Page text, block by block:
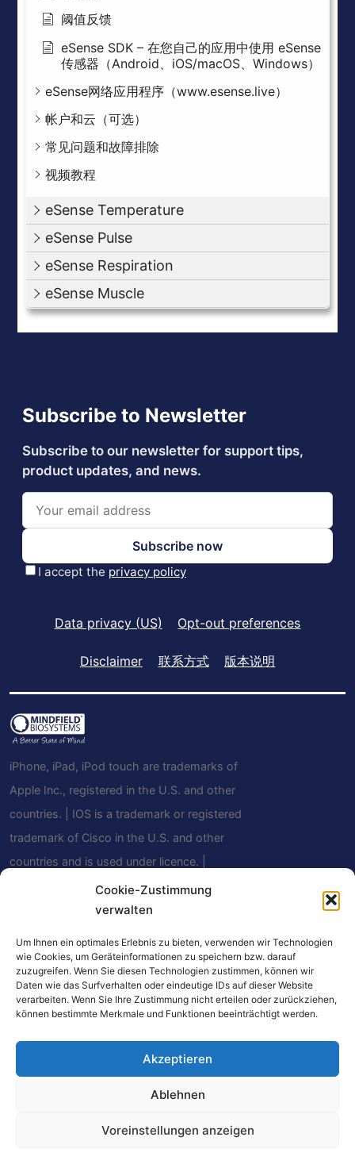
Cookie-Zustimmung
verwalten
Um Ihnen ein optimales Erlebnis zu bieten, verwenden wir Technologien
wie Cookies, um Geräteinformationen zu speichern bzw. darauf
zuzugreifen. Wenn Sie diesen Technologien zustimmen, können wir
Daten wie das Surfverhalten oder eindeutige IDs auf dieser Website
verarbeiten. Wenn Sie Ihre Zustimmung nicht erteilen oder zurückziehen,
können bestimmte Merkmale und Funktionen beeinträchtigt werden.
Akzeptieren
Ablehnen
Voreinstellungen anzeigen
阈值反馈
eSense SDK – 在您自己的应用中使用 eSense
传感器（Android、iOS/macOS、Windows）
eSense网络应用程序（www.esense.live）
帐户和云（可选）
常见问题和故障排除
视频教程
eSense Temperature
eSense Pulse
eSense Respiration
eSense Muscle
Data privacy (US) Opt-out preferences
Disclaimer 联系方式 版本说明
iPhone, iPad, iPod touch are trademarks of
Apple Inc., registered in the U.S. and other
countries. | IOS is a trademark or registered
trademark of Cisco in the U.S. and other
countries and is used under licence. |
Android is a trademark of Google LLC | The
Bluetooth® word mark and logos are
SIG, Inc. and any use of such marks by
Mindfield Biosystems Ltd. is under license.
Other trademarks and trade names are
链接购买商品，我们可能会获得少量佣金，您无需支付